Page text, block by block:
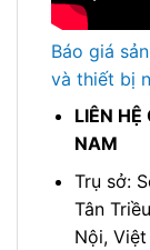
Báo giá
và thiết bị
LIÊN
NAM
Trụ sở:
Tân
Nội,